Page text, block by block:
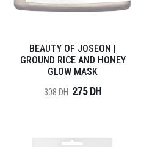
BEAUTY OF JOSEON |
GROUND RICE AND HONEY
GLOW MASK
308 DH 275 DH